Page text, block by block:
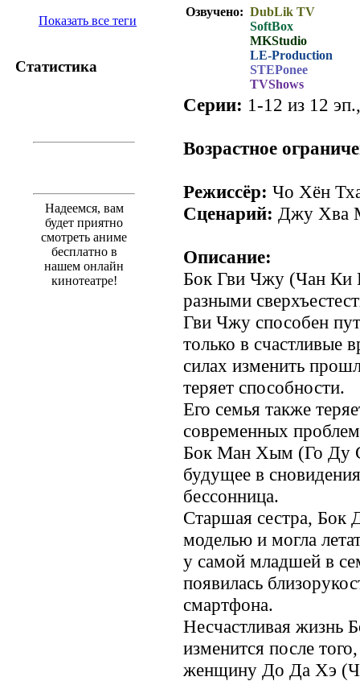
Показать все теги
Статистика
Надеемся, вам
будет приятно
смотреть аниме
бесплатно в
нашем онлайн
кинотеатре!
Озвучено: DubLik TV
SoftBox
MKStudio
LE-Production
STEPonee
TVShows
Серии: 1-12 из 12
Возрастное
Режиссёр: Чо Хён
Сценарий: Джу Хва
Описание:
Бок Гви Чжу (Чан Ки
разными
Гви Чжу способен
только в счастливые
силах изменить
теряет способности.
Его семья также
современных
Бок Ман Хым (Го Ду
будущее в
бессонница.
Старшая сестра,
моделью и могла
у самой младшей в
появилась
смартфона.
Несчастливая жизнь
изменится после
женщину До Да Хэ